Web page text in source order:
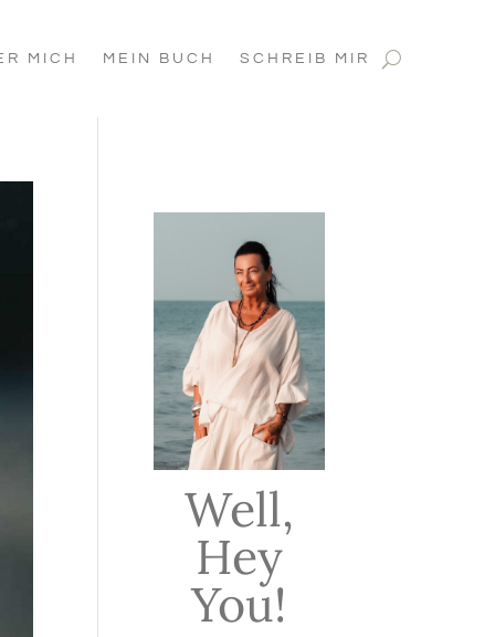
MICH MEIN BUCH SCHREIB MIR
Well,
Hey
You!